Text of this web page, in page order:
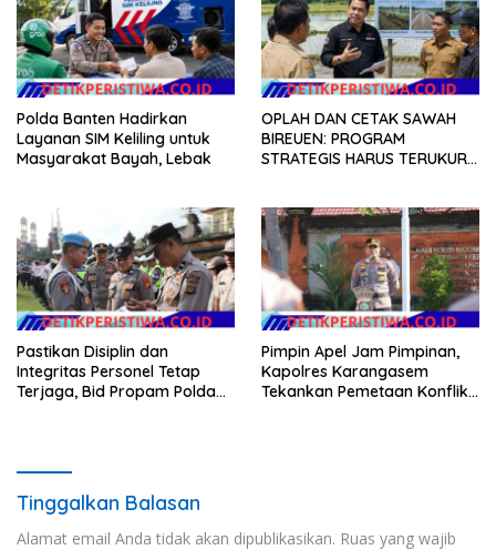
Polda Banten Hadirkan
Layanan SIM Keliling untuk
Masyarakat Bayah, Lebak
OPLAH DAN CETAK SAWAH
BIREUEN: PROGRAM
STRATEGIS HARUS TERUKUR,
Pastikan Disiplin dan
Integritas Personel Tetap
Terjaga, Bid Propam Polda
Pimpin Apel Jam Pimpinan,
Kapolres Karangasem
Tekankan Pemetaan Konflik
Tinggalkan Balasan
Alamat email Anda tidak akan dipublikasikan. Ruas yang wajib